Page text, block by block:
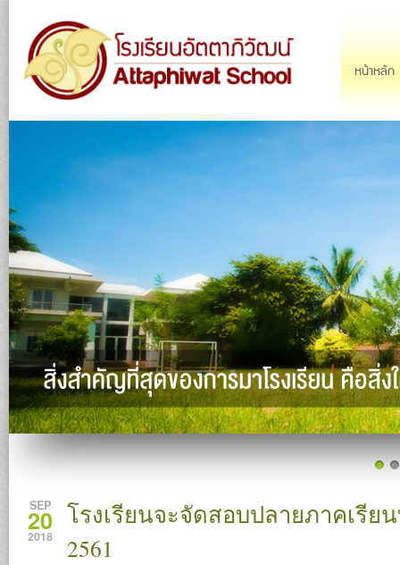
หน้าหลัก
SEP
20
2018
โรงเรียนจะจัดสอบปลายภาคเรีย
2561